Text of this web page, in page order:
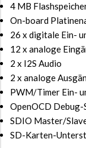
4 MB
On-board
26 x digitale Ein-
12 x analoge
2 x I2S Audio
2 x analoge
PWM/Timer Ein-
OpenOCD
SDIO Master/
SD-Karten-